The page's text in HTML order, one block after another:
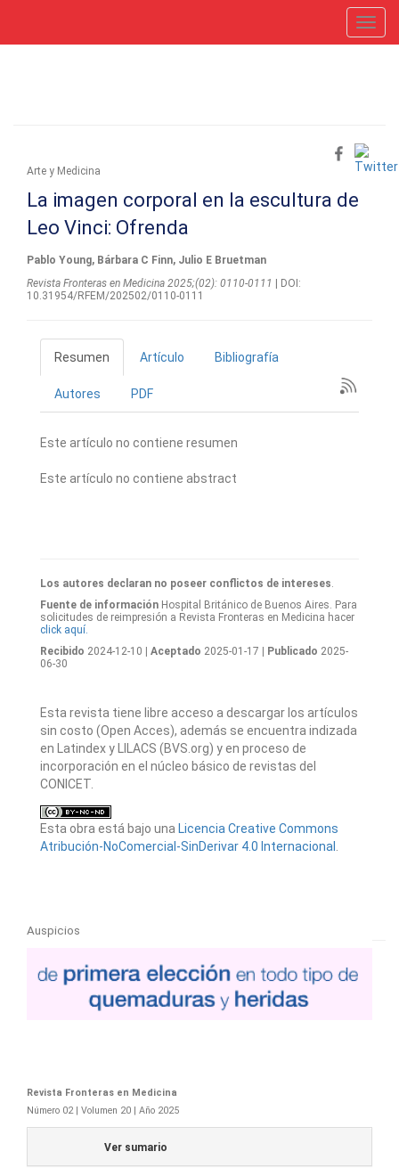
Arte y Medicina
La imagen corporal en la escultura de
Leo Vinci: Ofrenda
Pablo Young, Bárbara C Finn, Julio E Bruetman
Revista Fronteras en Medicina 2025;(02): 0110-0111
| DOI:
10.31954/RFEM/202502/0110-0111
Resumen Artículo Bibliografía
Autores PDF
Este artículo no contiene resumen
Este artículo no contiene abstract
Los autores declaran no poseer conflictos de intereses.
Fuente de información Hospital Británico de Buenos Aires. Para
solicitudes de reimpresión a Revista Fronteras en Medicina hacer
click aquí.
Recibido 2024-12-10 | Aceptado 2025-01-17 | Publicado 2025-
06-30
Esta revista tiene libre acceso a descargar los artículos
sin costo (Open Acces), además se encuentra indizada
en Latindex y LILACS (BVS.org) y en proceso de
incorporación en el núcleo básico de revistas del
CONICET.
Esta obra está bajo una Licencia Creative Commons
Atribución-NoComercial-SinDerivar 4.0 Internacional
Auspicios
Revista Fronteras en Medicina
Número 02 | Volumen 20 | Año 2025
Ver sumario